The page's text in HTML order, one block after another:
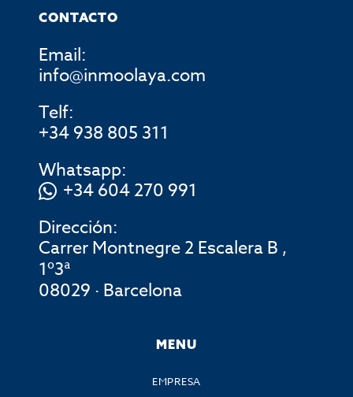
CONTACTO
Email:
info@inmoolaya.com
Telf:
+34 938 805 311
Whatsapp:
+34 604 270 991
Dirección:
Carrer Montnegre 2 Escalera B ,
1º3ª
08029 · Barcelona
MENU
EMPRESA